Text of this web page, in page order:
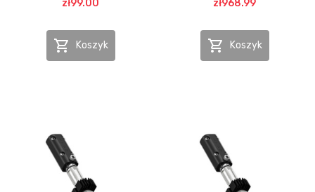
zł99.00
 Koszyk
zł968.99
 Koszyk